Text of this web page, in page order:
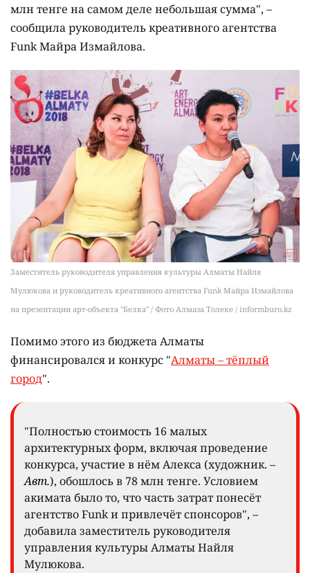
млн тенге на самом деле небольшая сумма", –
сообщила руководитель креативного агентства
Funk Майра Измайлова.
Заместитель руководителя управления культуры Алматы Найля
Мулюкова и руководитель креативного агентства Funk Майра Измайлова
на презентации арт-объекта "Белка" / Фото Алмаза Толеке / informburo.kz
Помимо этого из бюджета Алматы
финансировался и конкурс "Алматы – тёплый
город".
"Полностью стоимость 16 малых
архитектурных форм, включая проведение
конкурса, участие в нём Алекса (художник. –
Авт.), обошлось в 78 млн тенге. Условием
акимата было то, что часть затрат понесёт
агентство Funk и привлечёт спонсоров", –
добавила заместитель руководителя
управления культуры Алматы Найля
Мулюкова.